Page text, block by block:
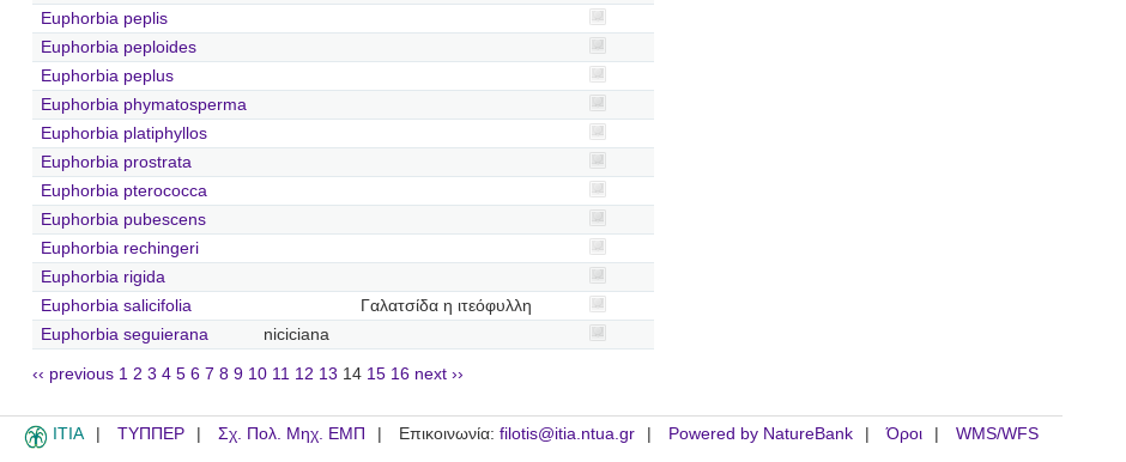
Euphorbia peplis
Euphorbia peploides
Euphorbia peplus
Euphorbia phymatosperma
Euphorbia platiphyllos
Euphorbia prostrata
Euphorbia pterococca
Euphorbia pubescens
Euphorbia rechingeri
Euphorbia rigida
Euphorbia salicifolia
Γαλατσίδα η ιτεόφυλλη
Euphorbia seguierana
niciciana
‹‹ previous 1 2 3 4 5 6 7 8 9 10 11 12 13 14 15 16 next ››
ITIA ΤΥΠΠΕΡ Σχ. Πολ. Μηχ. ΕΜΠ Επικοινωνία: filotis@itia.ntua.gr Powered by NatureBank Όροι WMS/WFS